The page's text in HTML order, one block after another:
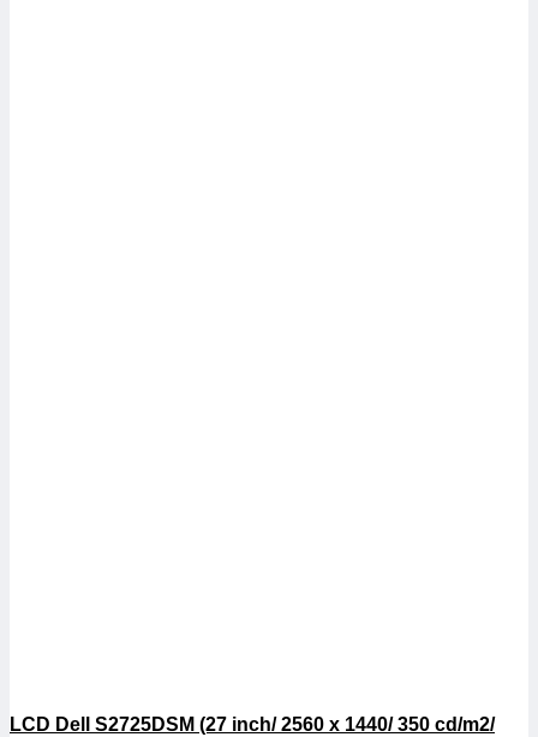
LCD Dell S2725DSM (27 inch/ 2560 x 1440/ 350 cd/m2/